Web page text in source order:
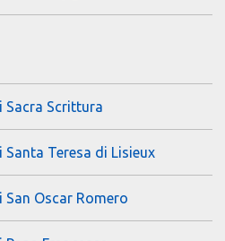
Sacra Scrittura
Santa Teresa di Lisieux
San Oscar Romero